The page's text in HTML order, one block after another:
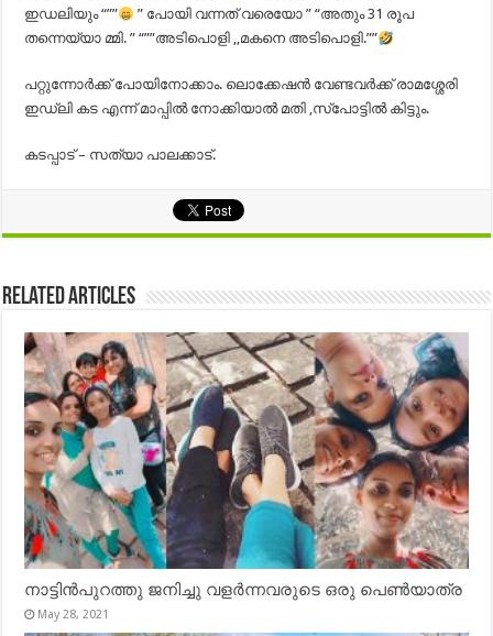
ഇഡലിയും “””
” പോയി വന്നത് വരെയോ ” “അതും 31 രൂപ
തന്നെയ്യാ മ്മി. ” “””അടിപൊളി ,,മകനെ അടിപൊളി.””
പറ്റുന്നോർക്ക് പോയിനോക്കാം. ലൊക്കേഷൻ വേണ്ടവർക്ക് രാമശ്ശേരി
ഇഡ്‌ലി കട എന്ന് മാപ്പിൽ നോക്കിയാൽ മതി ,സ്പോട്ടിൽ കിട്ടും.
കടപ്പാട് – സത്യാ പാലക്കാട്‌.
Related Articles
നാട്ടിൻപുറത്തു ജനിച്ചു വളർന്നവരുടെ ഒരു പെൺയാത്ര
May 28, 2021